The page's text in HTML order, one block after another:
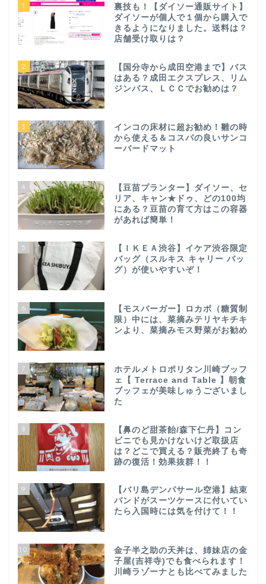
1
裏技も！【ダイソー通販サイト】
ダイソーが個人で１個から購入で
きるようになりました。送料は？
店舗受け取りは？
2
【国分寺から成田空港まで】バス
はある？成田エクスプレス、リム
ジンバス、ＬＣＣでお勧めは？
3
インコの床材に超お勧め！雛の時
から使える＆コスパの良いサンコ
ーバードマット
4
【豆苗プランター】ダイソー、セ
リア、キャン★ドゥ、どの100均
にある？豆苗の育て方はこの容器
があれば簡単！
5
【ＩＫＥＡ渋谷】イケア渋谷限定
バッグ（スルキス キャリー バッ
グ）が使いやすいぞ！
6
【モスバーガー】ロカボ（糖質制
限）中には、菜摘みテリヤキチキ
ンより、菜摘みモス野菜がお勧め
7
ホテルメトロポリタン川崎ブッフ
ェ【 Terrace and Table 】朝食
ブッフェが美味しゅうございまし
た
8
【鼻のど甜茶飴/森下仁丹】コン
ビニでも見かけないけど取扱店
は？どこで買える？販売終了も奇
跡の復活！効果抜群！！
9
【バリ島デンパサール空港】結束
バンドがスーツケースに付いてい
たら入国時には気を付けて！！
10
金子半之助の天丼は、姉妹店の金
子屋(吉祥寺)でも食べられます！
川崎ラゾーナとも比べてみました